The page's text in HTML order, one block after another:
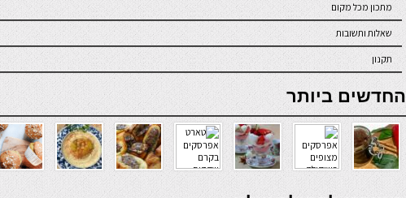
מתכון מכל מקום
שאלות ותשובות
תקנון
online casino
החדשים ביותר
verde casino